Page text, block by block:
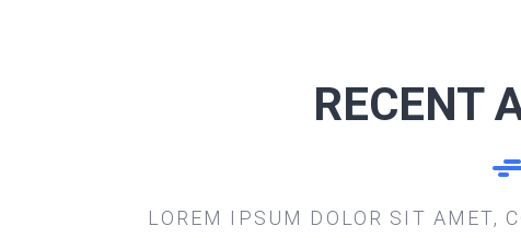
RECENT
LOREM IPSUM DOLOR SIT AMET,